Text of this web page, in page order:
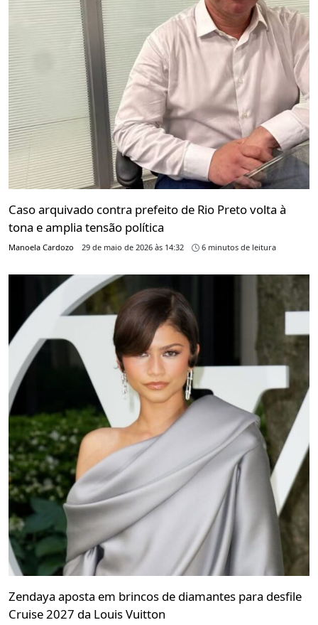
Caso arquivado contra prefeito de Rio Preto volta à
tona e amplia tensão política
Manoela Cardozo 29 de maio de 2026 às 14:32 6 minutos de leitura
Zendaya aposta em brincos de diamantes para desfile
Cruise 2027 da Louis Vuitton